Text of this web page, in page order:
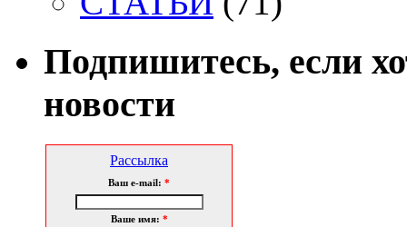
Подпишитесь, если
новости
Рассылка
Ваш e-mail: *
Ваше имя: *